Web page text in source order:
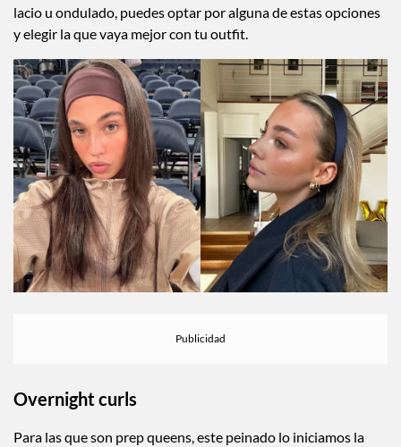
lacio u ondulado, puedes optar por alguna de estas opciones
y elegir la que vaya mejor con tu outfit.
Overnight curls
Para las que son prep queens, este peinado lo iniciamos la